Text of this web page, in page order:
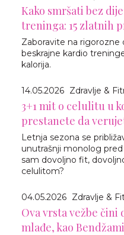
Kako smršati bez
treninga: 15 zlatnih
Zaboravite na rigorozne
beskrajne kardio
kalorija.
14.05.2026 Zdravlje &
3+1 mit o celulitu u
prestanete da
Letnja sezona se
unutrašnji monolog pred
sam dovoljno fit,
celulitom?
04.05.2026 Zdravlje &
Ova vrsta vežbe čini
mlađe, kao